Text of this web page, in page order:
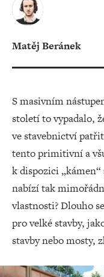
Matěj Beránek
S masivním
století to vypadalo,
ve stavebnictví
tento primitivní a
k dispozici
nabízí tak
vlastnosti? Dlouho
pro velké stavby,
stavby nebo mosty,